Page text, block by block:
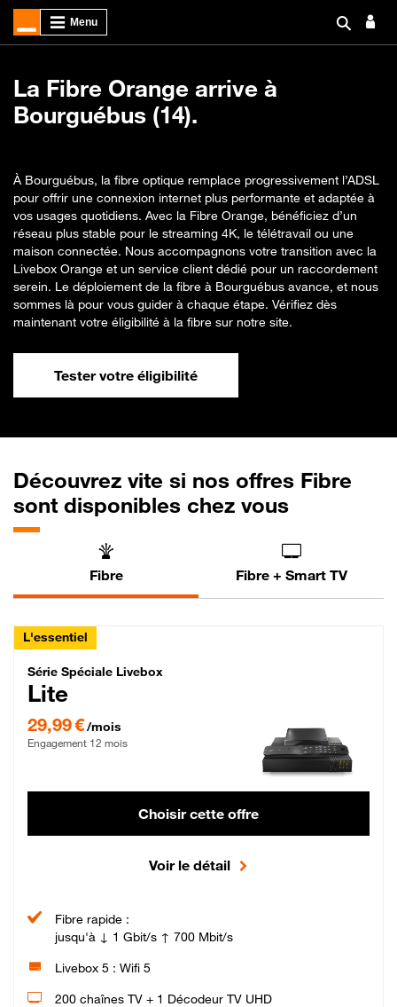
La Fibre Orange arrive à
Bourguébus (14).
À Bourguébus, la fibre optique remplace progressivement l’ADSL
pour offrir une connexion internet plus performante et adaptée à
vos usages quotidiens. Avec la Fibre Orange, bénéficiez d’un
réseau plus stable pour le streaming 4K, le télétravail ou une
maison connectée. Nous accompagnons votre transition avec la
Livebox Orange et un service client dédié pour un raccordement
serein. Le déploiement de la fibre à Bourguébus avance, et nous
sommes là pour vous guider à chaque étape. Vérifiez dès
maintenant votre éligibilité à la fibre sur notre site.
Tester votre éligibilité
Découvrez vite si nos offres Fibre
sont disponibles chez vous
Fibre Fibre + Smart TV
L'essentiel
Série Spéciale Livebox Lite Fibre
Série Spéciale Livebox
Lite
29,99 €/mois
Engagement 12 mois
Choisir cette offre
Voir le détail
Fibre rapide :
jusqu'à ↓ 1 Gbit/s ↑ 700 Mbit/s
Livebox 5 : Wifi 5
200 chaînes TV + 1 Décodeur TV UHD